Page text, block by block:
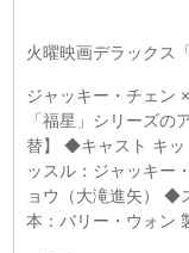
火曜映画デラックス
ジャッキー・チェン
「福星」シリーズの
替】 ◆キャスト キッ
ッスル：ジャッキー
ョウ（大滝進矢） ◆
本：バリー・ウォン